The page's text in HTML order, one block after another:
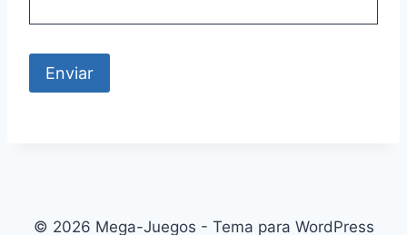
© 2026 Mega-Juegos - Tema para WordPress